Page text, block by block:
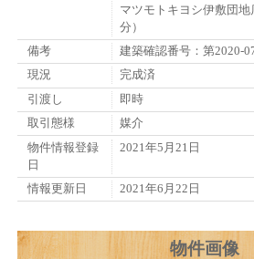
マツモトキヨシ伊敷団地
分）
備考
建築確認番号：第2020-
現況
完成済
引渡し
即時
取引態様
媒介
物件情報登録
日
2021年5月21日
情報更新日 2021年6月22日
物件画像